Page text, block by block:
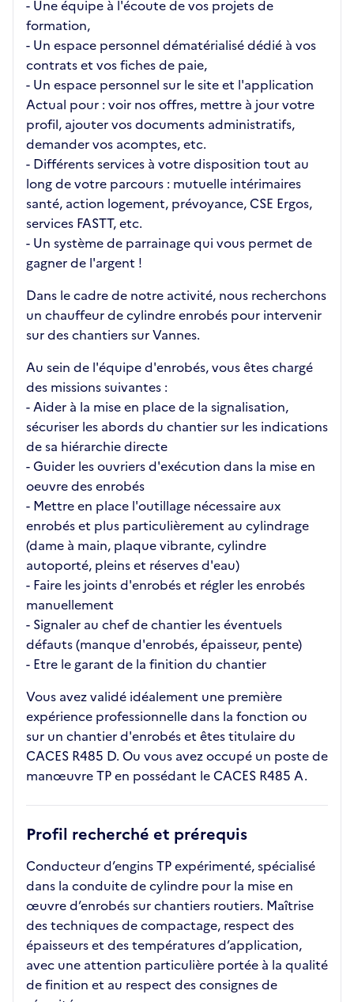
- Une équipe à l'écoute de vos projets de
formation,
- Un espace personnel dématérialisé dédié à vos
contrats et vos fiches de paie,
- Un espace personnel sur le site et l'application
Actual pour : voir nos offres, mettre à jour votre
profil, ajouter vos documents administratifs,
demander vos acomptes, etc.
- Différents services à votre disposition tout au
long de votre parcours : mutuelle intérimaires
santé, action logement, prévoyance, CSE Ergos,
services FASTT, etc.
- Un système de parrainage qui vous permet de
gagner de l'argent !
Dans le cadre de notre activité, nous recherchons
un chauffeur de cylindre enrobés pour intervenir
sur des chantiers sur Vannes.
Au sein de l'équipe d'enrobés, vous êtes chargé
des missions suivantes :
- Aider à la mise en place de la signalisation,
sécuriser les abords du chantier sur les indications
de sa hiérarchie directe
- Guider les ouvriers d'exécution dans la mise en
oeuvre des enrobés
- Mettre en place l'outillage nécessaire aux
enrobés et plus particulièrement au cylindrage
(dame à main, plaque vibrante, cylindre
autoporté, pleins et réserves d'eau)
- Faire les joints d'enrobés et régler les enrobés
manuellement
- Signaler au chef de chantier les éventuels
défauts (manque d'enrobés, épaisseur, pente)
- Etre le garant de la finition du chantier
Vous avez validé idéalement une première
expérience professionnelle dans la fonction ou
sur un chantier d'enrobés et êtes titulaire du
CACES R485 D. Ou vous avez occupé un poste de
manœuvre TP en possédant le CACES R485 A.
Profil recherché et prérequis
Conducteur d’engins TP expérimenté, spécialisé
dans la conduite de cylindre pour la mise en
œuvre d’enrobés sur chantiers routiers. Maîtrise
des techniques de compactage, respect des
épaisseurs et des températures d’application,
avec une attention particulière portée à la qualité
de finition et au respect des consignes de